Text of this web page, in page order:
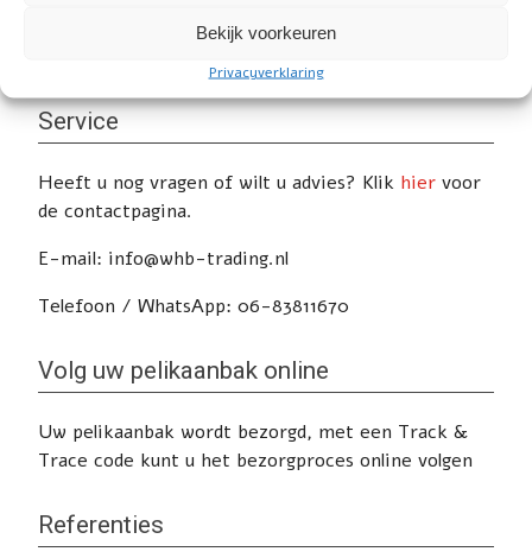
Bekijk voorkeuren
Privacyverklaring
Service
Heeft u nog vragen of wilt u advies? Klik hier voor
de contactpagina.
E-mail: info@whb-trading.nl
Telefoon / WhatsApp: 06-83811670
Volg uw pelikaanbak online
Uw pelikaanbak wordt bezorgd, met een Track &
Trace code kunt u het bezorgproces online volgen
Referenties